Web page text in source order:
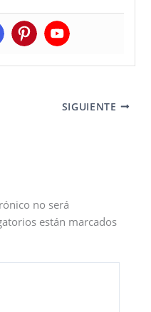
SIGUIENTE
no será
están marcados